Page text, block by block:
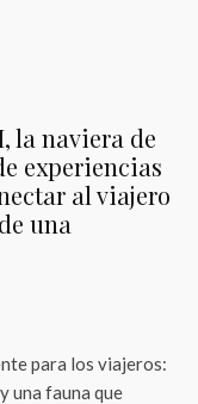
la naviera de
experiencias
al viajero
una
para los viajeros:
una fauna que